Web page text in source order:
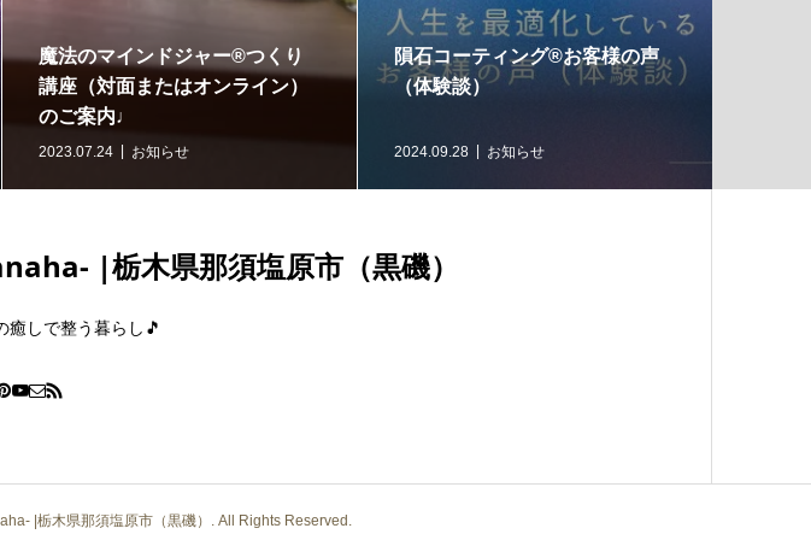
う🎵
ご案
＼ありがとう／をつなぐ３９フ
リーマーケットのご案内♩
2023.09.28
ライフウェーブパッチと音
浴 〜音と光、命の風紡ぎ〜
2023.07.26
|栃木県那須塩原市（黒磯）
しで整う暮らし🎵
|栃木県那須塩原市（黒磯）. All Rights Reserved.